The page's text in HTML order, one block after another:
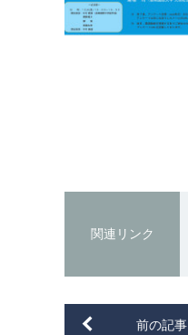
関連リンク
前の記事